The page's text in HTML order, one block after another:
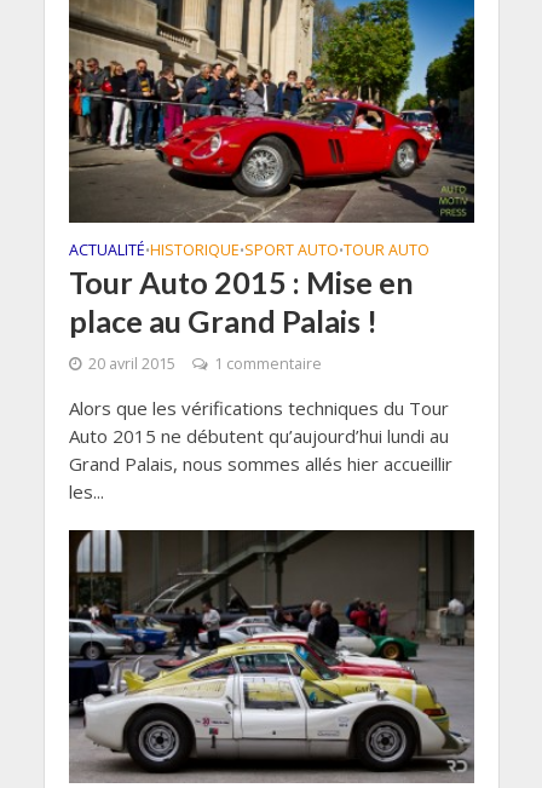
ACTUALITÉ•HISTORIQUE•SPORT AUTO•TOUR AUTO
Tour Auto 2015 : Mise en
place au Grand Palais !
20 avril 2015 1 commentaire
Alors que les vérifications techniques du Tour
Auto 2015 ne débutent qu’aujourd’hui lundi au
Grand Palais, nous sommes allés hier accueillir
les...